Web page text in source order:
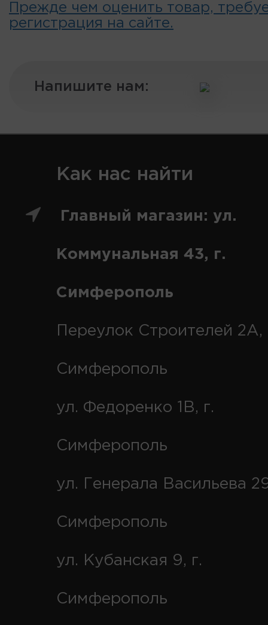
Прежде чем оценить товар,
регистрация на сайте.
Напишите нам:
Как нас найти
Главный магазин: ул.
Коммунальная 43, г.
Симферополь
Переулок Строителей 2А,
Симферополь
ул. Федоренко 1В, г.
Симферополь
ул. Генерала Васильева
Симферополь
ул. Кубанская 9, г.
Симферополь